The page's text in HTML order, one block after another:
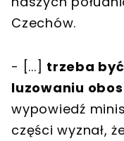
Czechów.
- [...] trzeba
luzowaniu
wypowiedź
części wyznał,